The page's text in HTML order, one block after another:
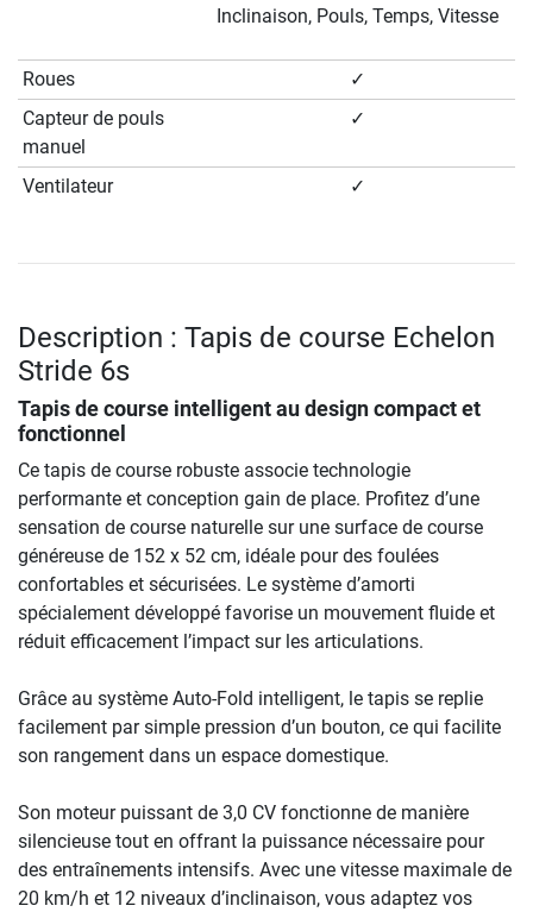
Inclinaison, Pouls, Temps, Vitesse
Roues
✓
Capteur de pouls
manuel
✓
Ventilateur ✓
Description : Tapis de course Echelon
Stride 6s
Tapis de course intelligent au design compact et
fonctionnel
Ce tapis de course robuste associe technologie
performante et conception gain de place. Profitez d’une
sensation de course naturelle sur une surface de course
généreuse de 152 x 52 cm, idéale pour des foulées
confortables et sécurisées. Le système d’amorti
spécialement développé favorise un mouvement fluide et
réduit efficacement l’impact sur les articulations.
Grâce au système Auto-Fold intelligent, le tapis se replie
facilement par simple pression d’un bouton, ce qui facilite
son rangement dans un espace domestique.
Son moteur puissant de 3,0 CV fonctionne de manière
silencieuse tout en offrant la puissance nécessaire pour
des entraînements intensifs. Avec une vitesse maximale de
20 km/h et 12 niveaux d’inclinaison, vous adaptez vos